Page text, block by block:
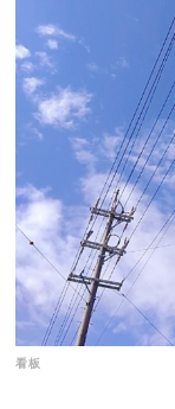
看板